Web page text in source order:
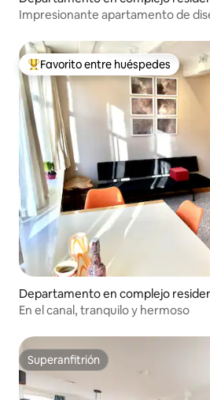
msterdam
Impresionante apartamento de
Favorito entre los huéspedes más
Favorito entre huéspedes
Departamento en complejo
msterdam
En el canal, tranquilo y hermoso
Superanfitrión
Superanfitrión